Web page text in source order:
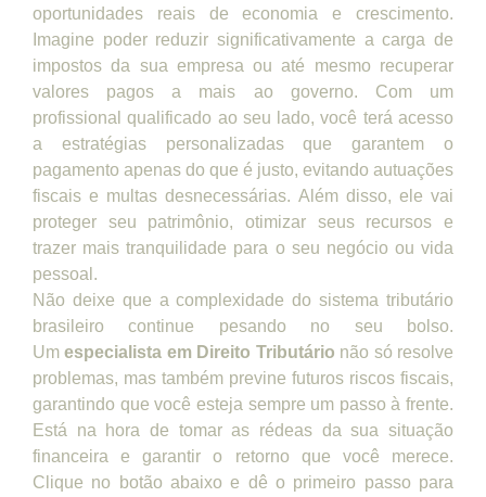
oportunidades reais de economia e crescimento.
Imagine poder reduzir significativamente a carga de
impostos da sua empresa ou até mesmo recuperar
valores pagos a mais ao governo. Com um
profissional qualificado ao seu lado, você terá acesso
a estratégias personalizadas que garantem o
pagamento apenas do que é justo, evitando autuações
fiscais e multas desnecessárias. Além disso, ele vai
proteger seu patrimônio, otimizar seus recursos e
trazer mais tranquilidade para o seu negócio ou vida
pessoal.
Não deixe que a complexidade do sistema tributário
brasileiro continue pesando no seu bolso.
Umespecialista em Direito Tributário não só resolve
problemas, mas também previne futuros riscos fiscais,
garantindo que você esteja sempre um passo à frente.
Está na hora de tomar as rédeas da sua situação
financeira e garantir o retorno que você merece.
Clique no botão abaixo e dê o primeiro passo para